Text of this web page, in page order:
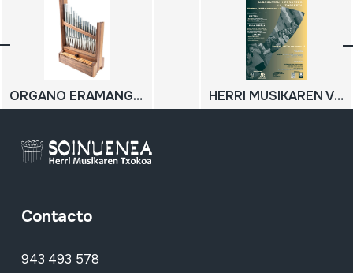
ORGANO ERAMANGARRIA; ORGANO PORTATIVO HERRI MUSIKAREN VI. JARDUNALDIAK: ALBOKARIEN HERNANIKO XIV. TOPAKETA; 2007-11-17; 2007-11-18
Contacto
943 493 578